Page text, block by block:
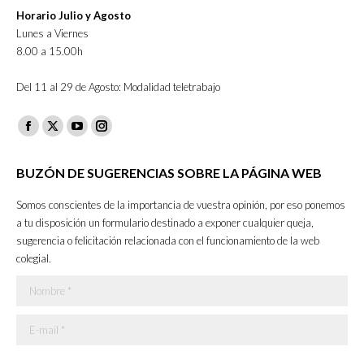
Horario Julio y Agosto
Lunes a Viernes
8.00 a 15.00h
Del 11 al 29 de Agosto: Modalidad teletrabajo
Facebook
opens
new
window
X
opens
new
window
YouTube
opens
new
window
Instagram
opens
in
new
window
BUZÓN DE SUGERENCIAS SOBRE LA PÁGINA WEB
Somos conscientes de la importancia de vuestra opinión, por eso ponemos
a tu disposición un formulario destinado a exponer cualquier queja,
sugerencia o felicitación relacionada con el funcionamiento de la web
colegial.
Nombre *
E-mail *